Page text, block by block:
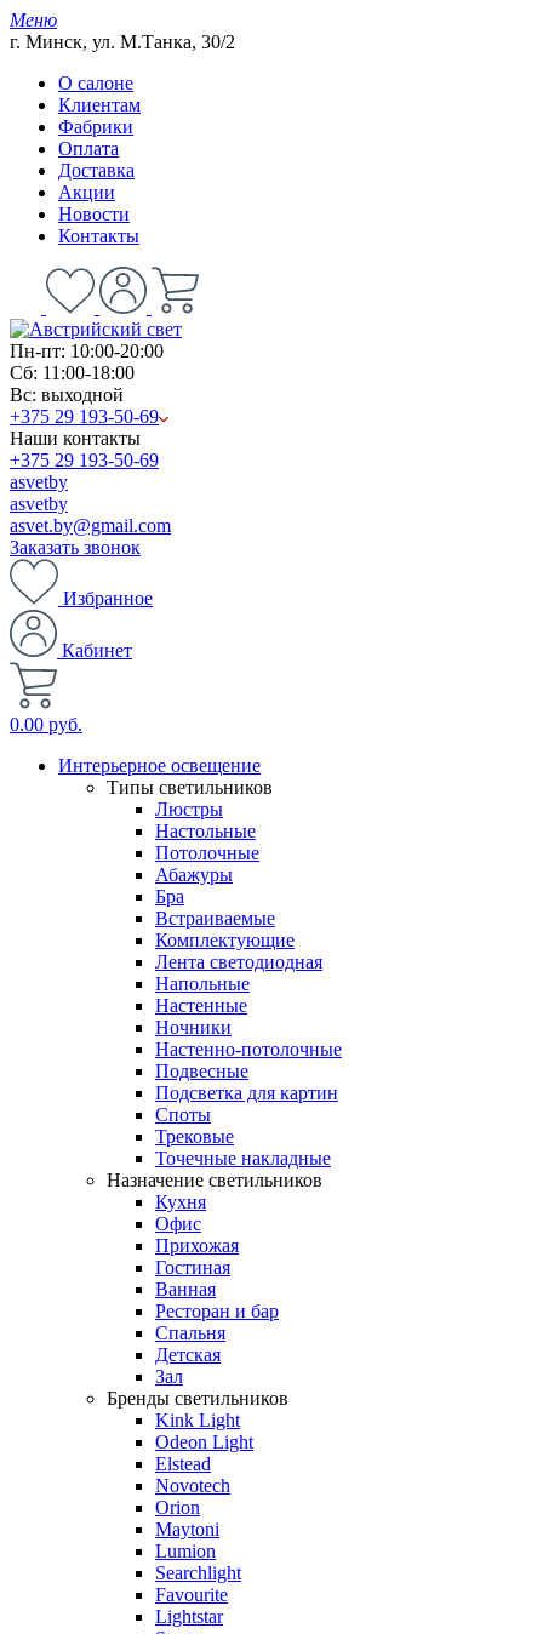
Меню
г. Минск, ул. М.Танка, 30/2
О салоне
Клиентам
Фабрики
Оплата
Доставка
Акции
Новости
Контакты
Пн-пт: 10:00-20:00
Сб: 11:00-18:00
Вс: выходной
+375 29 193-50-69
Наши контакты
+375 29 193-50-69
asvetby
asvetby
asvet.by@gmail.com
Заказать звонок
Избранное
Кабинет
0.00 руб.
Интерьерное освещение
Типы светильников
Люстры
Настольные
Потолочные
Абажуры
Бра
Встраиваемые
Комплектующие
Лента светодиодная
Напольные
Настенные
Ночники
Настенно-потолочные
Подвесные
Подсветка для картин
Споты
Трековые
Точечные накладные
Назначение светильников
Кухня
Офис
Прихожая
Гостиная
Ванная
Ресторан и бар
Спальня
Детская
Зал
Бренды светильников
Kink Light
Odeon Light
Elstead
Novotech
Orion
Maytoni
Lumion
Searchlight
Favourite
Lightstar